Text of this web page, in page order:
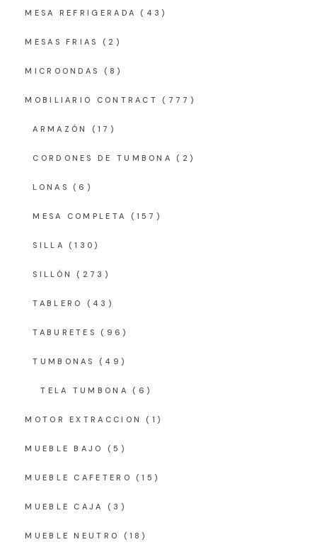
MESA REFRIGERADA (43)
MESAS FRIAS (2)
MICROONDAS (8)
MOBILIARIO CONTRACT (777)
ARMAZÓN (17)
CORDONES DE TUMBONA (2)
LONAS (6)
MESA COMPLETA (157)
SILLA (130)
SILLÓN (273)
TABLERO (43)
TABURETES (96)
TUMBONAS (49)
TELA TUMBONA (6)
MOTOR EXTRACCION (1)
MUEBLE BAJO (5)
MUEBLE CAFETERO (15)
MUEBLE CAJA (3)
MUEBLE NEUTRO (18)